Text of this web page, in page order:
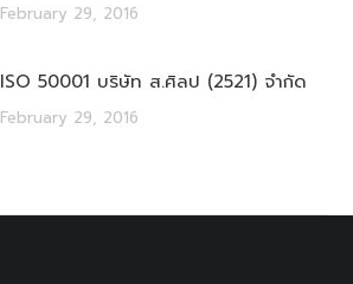
February 29, 2016
ISO 50001 บริษัท ส.ศิลป (2521) จำกัด
February 29, 2016